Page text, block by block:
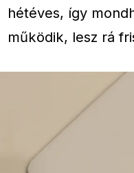
hétéves, így
működik, lesz rá